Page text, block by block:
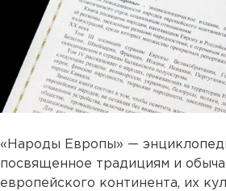
«Народы Европы» —
посвященное традициям и
европейского континента, их